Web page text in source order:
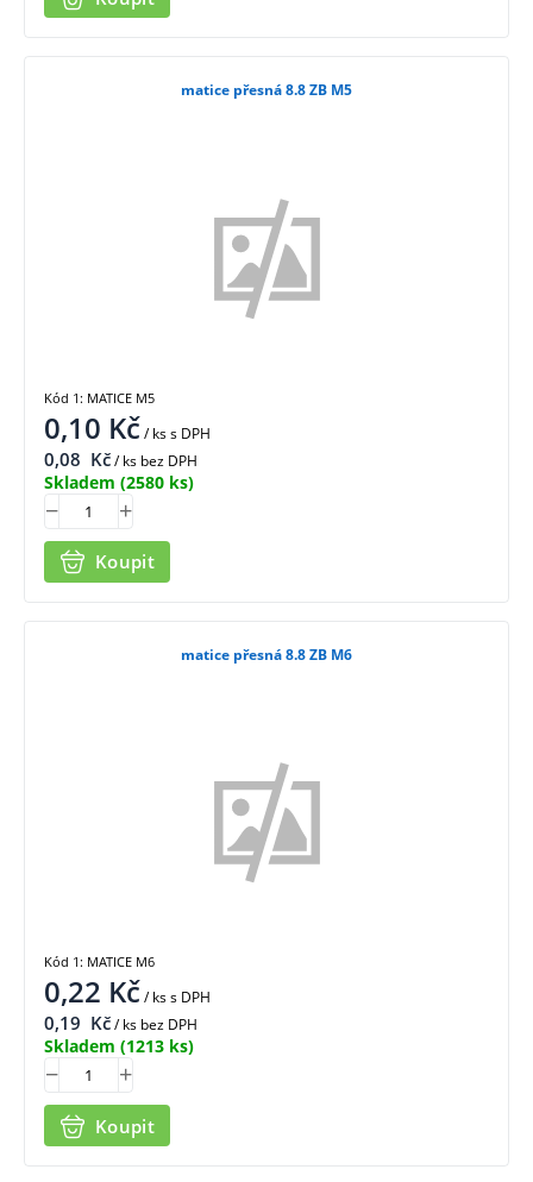
matice přesná 8.8 ZB M5
0,10 Kč/ kss DPH
0,08 Kč/ ks bez DPH
Skladem (2580 ks)
Koupit
Kód 1: MATICE M5
matice přesná 8.8 ZB M6
0,22 Kč/ kss DPH
0,19 Kč/ ks bez DPH
Skladem (1213 ks)
Koupit
Kód 1: MATICE M6